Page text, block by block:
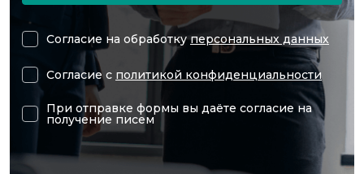
Согласие на обработкуперсональных данных
Согласие с политикой конфиденциальности
При отправке формы вы даёте согласие на
получение писем